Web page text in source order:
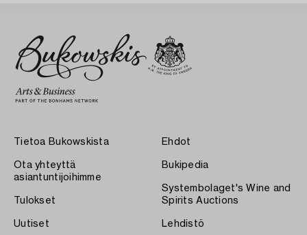
Tietoa Bukowskista
Ota yhteyttä
asiantuntijoihimme
Tulokset
Uutiset
Ehdot
Bukipedia
Systembolaget's Wine and
Spirits Auctions
Lehdistö